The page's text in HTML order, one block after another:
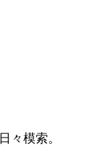
々模索。